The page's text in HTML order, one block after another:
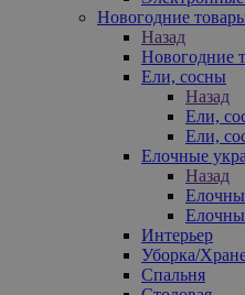
Новогодние
Назад
Новогодние
Ели, сосны
Назад
Ели,
Ели,
Елочные
Назад
Интерьер
Уборка/
Спальня